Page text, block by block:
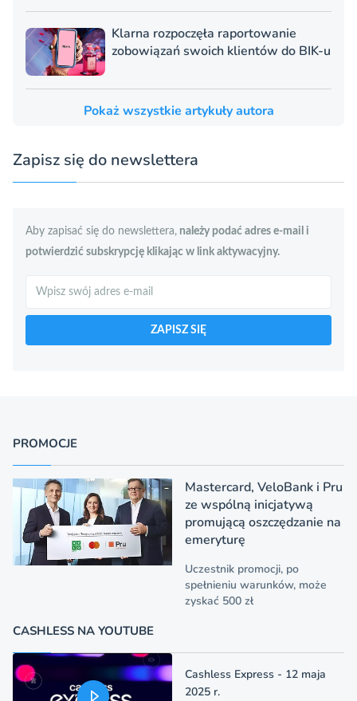
Klarna rozpoczęła raportowanie
zobowiązań swoich klientów do BIK-u
Pokaż wszystkie artykuły autora
Zapisz się do newslettera
Aby zapisać się do newslettera, należy podać adres e-mail i
potwierdzić subskrypcję klikając w link aktywacyjny.
Szukaj
ZAPISZ SIĘ
PROMOCJE
Mastercard, VeloBank i Pru
ze wspólną inicjatywą
promującą oszczędzanie na
emeryturę
Uczestnik promocji, po
spełnieniu warunków, może
zyskać 500 zł
CASHLESS NA YOUTUBE
Cashless Express - 12 maja
2025 r.